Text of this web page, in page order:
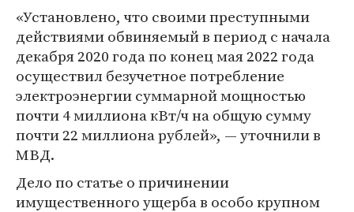
«Установлено, что своими преступными
действиями обвиняемый в период с начала
декабря 2020 года по конец мая 2022 года
осуществил безучетное потребление
электроэнергии суммарной мощностью
почти 4 миллиона кВт/ч на общую сумму
почти 22 миллиона рублей», — уточнили в
МВД.
Дело по статье о причинении
имущественного ущерба в особо крупном